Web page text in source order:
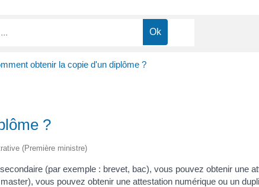
obtenir la copie d'un diplôme ?
?
(Première ministre)
(par exemple : brevet, bac), vous pouvez obtenir une
vous pouvez obtenir une attestation numérique ou un